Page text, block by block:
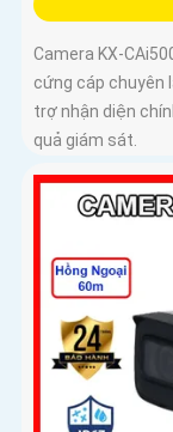
Camera KX-
cứng cáp chuyên
trợ nhận diện
quả giám sát.